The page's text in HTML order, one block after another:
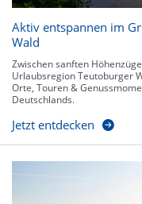
Aktiv entspannen im
Wald
Zwischen sanften
Urlaubsregion Teutoburger
Orte, Touren &
Deutschlands.
Jetzt entdecken